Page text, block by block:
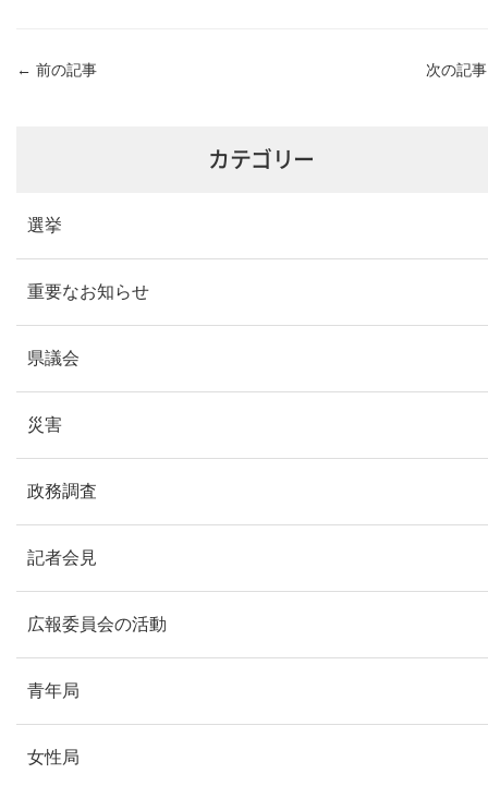
← 前の記事 次の記
カテゴリー
選挙
重要なお知らせ
県議会
災害
政務調査
記者会見
広報委員会の活動
青年局
女性局